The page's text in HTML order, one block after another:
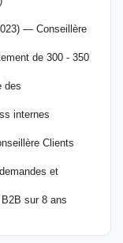
— Conseillère
de 300 - 350
des
internes
Clients
et
sur 8 ans